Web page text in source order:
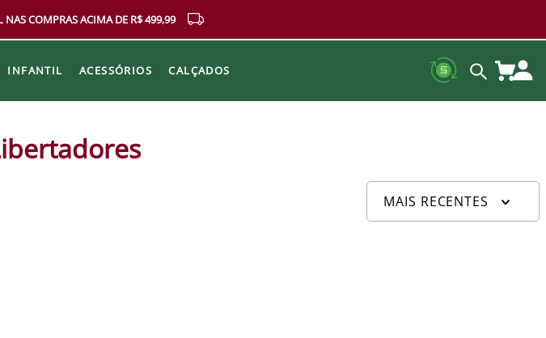
NAS COMPRAS ACIMA DE R$ 499,99
INFANTIL ACESSÓRIOS CALÇADOS
MAIS RECENTES